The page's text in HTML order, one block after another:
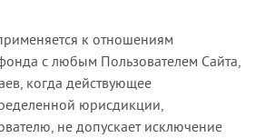
к отношениям
с любым Пользователем Сайта,
когда действующее
юрисдикции,
не допускает исключение